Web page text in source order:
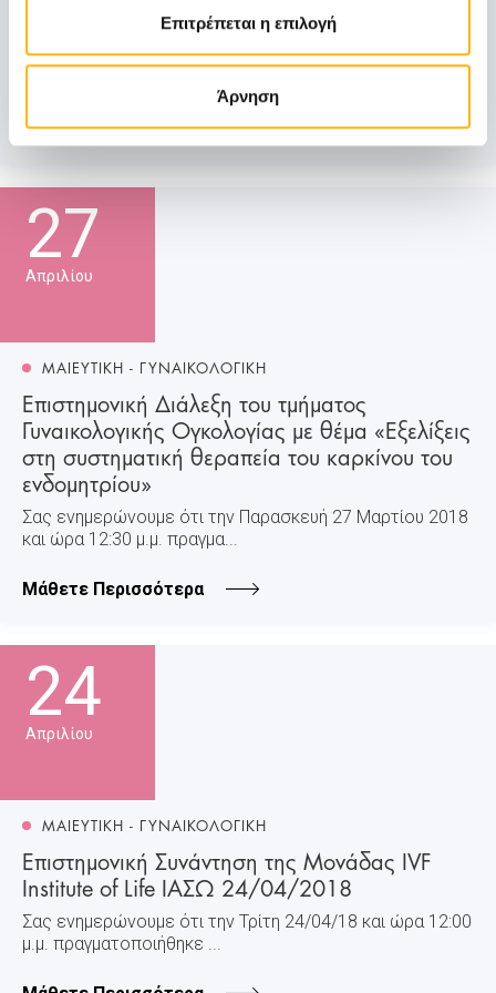
Επιτρέπεται η επιλογή
Άρνηση
Καισαρική Τομή»
Σας ενημερώνουμε ότι την Παρασκευή 04 Μαΐου 2018
Μάθετε Περισσότερα
27
Απριλίου
ΜΑΙΕΥΤΙΚΗ - ΓΥΝΑΙΚΟΛΟΓΙΚΗ
Επιστημονική Διάλεξη του τμήματος
Γυναικολογικής Ογκολογίας με θέμα «Εξελίξεις
στη συστηματική θεραπεία του καρκίνου του
ενδομητρίου»
Σας ενημερώνουμε ότι την Παρασκευή 27 Μαρτίου 2018
και ώρα 12:30 μ.μ. πραγμα...
Μάθετε Περισσότερα
24
Απριλίου
ΜΑΙΕΥΤΙΚΗ - ΓΥΝΑΙΚΟΛΟΓΙΚΗ
Επιστημονική Συνάντηση της Μονάδας IVF
Institute of Life ΙΑΣΩ 24/04/2018
Σας ενημερώνουμε ότι την Τρίτη 24/04/18 και ώρα 12:00
μ.μ. πραγματοποιήθηκε ...